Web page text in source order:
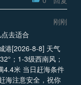
刚刚
去适合
港[2026-8-8] 天气
；1-3级西南风；
4.4米 当日赶海条件
海注意安全，祝你